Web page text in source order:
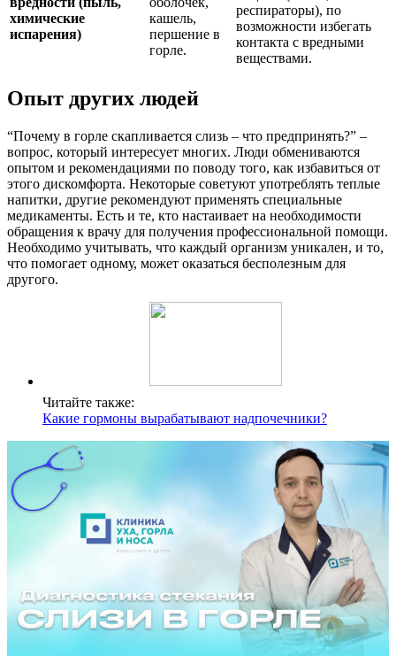
химические
испарения)
кашель,
першение в
горле.
респираторы), по
возможности избегать
контакта с вредными
веществами.
Опыт других людей
“Почему в горле скапливается слизь – что предпринять?” –
вопрос, который интересует многих. Люди обмениваются
опытом и рекомендациями по поводу того, как избавиться от
этого дискомфорта. Некоторые советуют употреблять теплые
напитки, другие рекомендуют применять специальные
медикаменты. Есть и те, кто настаивает на необходимости
обращения к врачу для получения профессиональной помощи.
Необходимо учитывать, что каждый организм уникален, и то,
что помогает одному, может оказаться бесполезным для
другого.
Читайте также:
Какие гормоны вырабатывают надпочечники?